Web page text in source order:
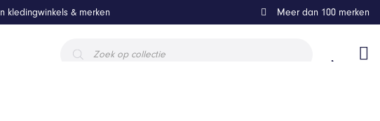
zoeken
kledingwinkels & merken Meer dan 100 merken